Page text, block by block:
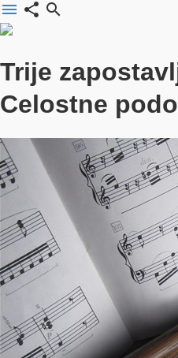
menu share search
Trije
Celostne